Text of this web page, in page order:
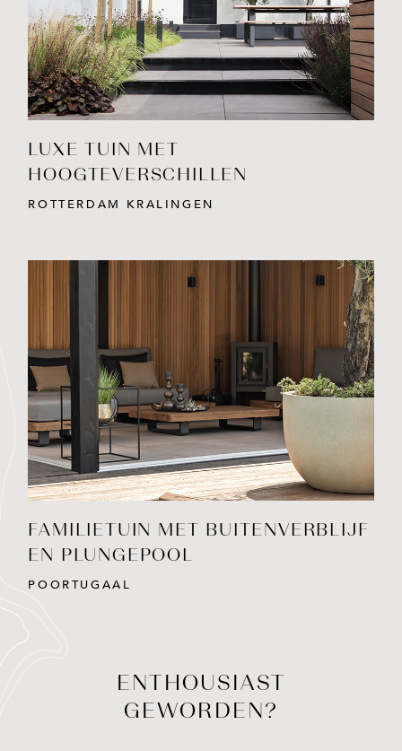
LUXE TUIN MET
HOOGTEVERSCHILLEN
ROTTERDAM KRALINGEN
BEKIJK PROJECT
FAMILIETUIN MET BUITENVERBLIJF
EN PLUNGEPOOL
POORTUGAAL
ENTHOUSIAST
GEWORDEN?